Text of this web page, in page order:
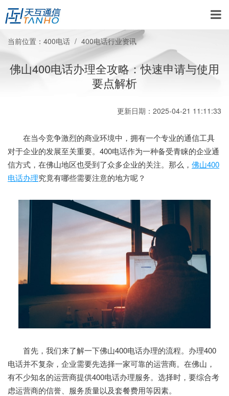
当前位置： 400电话 400电话行业资讯
佛山400电话办理全攻略：快速申请与使用
要点解析
更新日期：2025-04-21 11:11:33
在当今竞争激烈的商业环境中，拥有一个专业的通信工具
对于企业的发展至关重要。400电话作为一种备受青睐的企业通
信方式，在佛山地区也受到了众多企业的关注。那么， 佛山400
电话办理究竟有哪些需要注意的地方呢？
首先，我们来了解一下佛山400电话办理的流程。办理400
电话并不复杂，企业需要先选择一家可靠的运营商。在佛山，
有不少知名的运营商提供400电话办理服务。选择时，要综合考
虑运营商的信誉、服务质量以及套餐费用等因素。